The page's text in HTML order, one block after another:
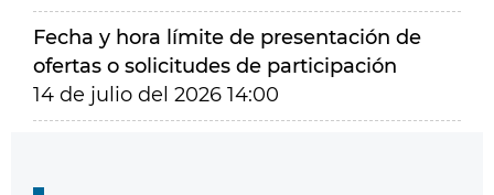
Fecha y hora límite de presentación de
ofertas o solicitudes de participación
14 de julio del 2026 14:00